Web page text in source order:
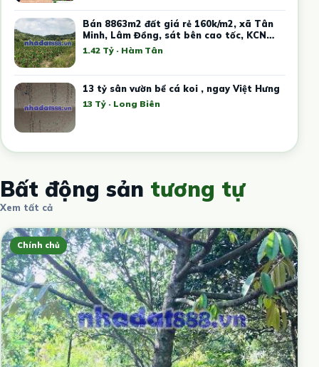
Bán 8863m2 đất giá rẻ 160k/m2, xã Tân
Minh, Lâm Đồng, sát bên cao tốc, KCN
Tân Đức Sonadezi
1.42 Tỷ · Hàm Tân
13 tỷ sân vườn bể cá koi , ngay Việt Hưng
13 Tỷ · Long Biên
Bất động sản tương tự
Xem tất cả
Chính chủ